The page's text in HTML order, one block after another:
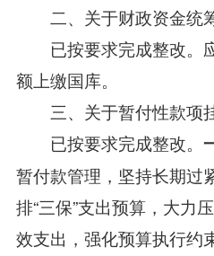
二、关于财政资金统
已按要求完成整改。
额上缴国库。
三、关于暂付性款项
已按要求完成整改。
暂付款管理，坚持长期过
排“三保”支出预算，大力
效支出，强化预算执行约束